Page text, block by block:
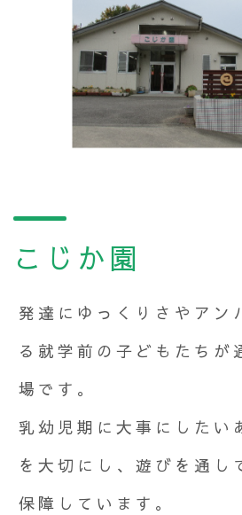
Previous
こじか園
発達にゆっくりさやアン
る就学前の子どもたちが
場です。
乳幼児期に大事にしたい
を大切にし、遊びを通し
保障しています。